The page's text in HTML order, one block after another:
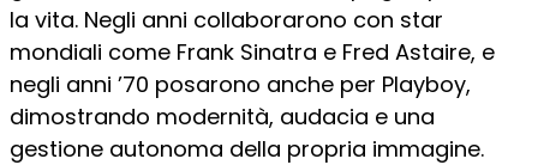
la vita. Negli anni collaborarono con star
mondiali come Frank Sinatra e Fred Astaire, e
negli anni ’70 posarono anche per Playboy,
dimostrando modernità, audacia e una
gestione autonoma della propria immagine.